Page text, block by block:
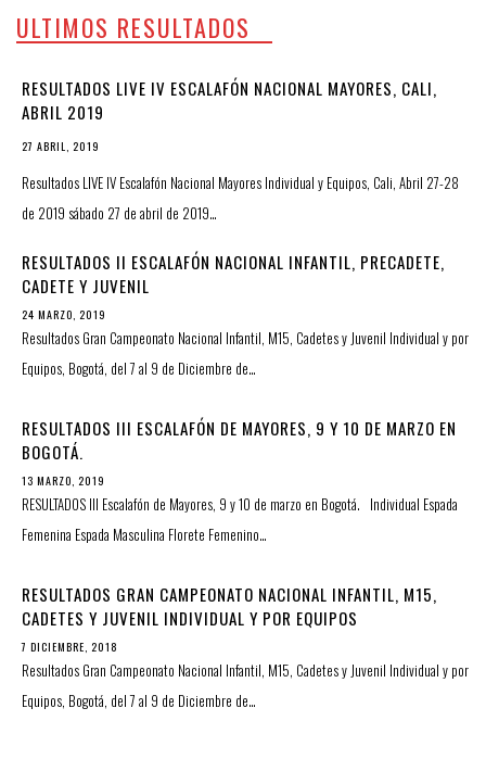
ULTIMOS RESULTADOS
RESULTADOS LIVE IV ESCALAFÓN NACIONAL MAYORES, CALI,
ABRIL 2019
27 ABRIL, 2019
Resultados LIVE IV Escalafón Nacional Mayores Individual y Equipos, Cali, Abril 27-28
de 2019 sábado 27 de abril de 2019…
RESULTADOS II ESCALAFÓN NACIONAL INFANTIL, PRECADETE,
CADETE Y JUVENIL
24 MARZO, 2019
Resultados Gran Campeonato Nacional Infantil, M15, Cadetes y Juvenil Individual y por
Equipos, Bogotá, del 7 al 9 de Diciembre de…
RESULTADOS III ESCALAFÓN DE MAYORES, 9 Y 10 DE MARZO EN
BOGOTÁ.
13 MARZO, 2019
RESULTADOS III Escalafón de Mayores, 9 y 10 de marzo en Bogotá. Individual Espada
Femenina Espada Masculina Florete Femenino…
RESULTADOS GRAN CAMPEONATO NACIONAL INFANTIL, M15,
CADETES Y JUVENIL INDIVIDUAL Y POR EQUIPOS
7 DICIEMBRE, 2018
Resultados Gran Campeonato Nacional Infantil, M15, Cadetes y Juvenil Individual y por
Equipos, Bogotá, del 7 al 9 de Diciembre de…